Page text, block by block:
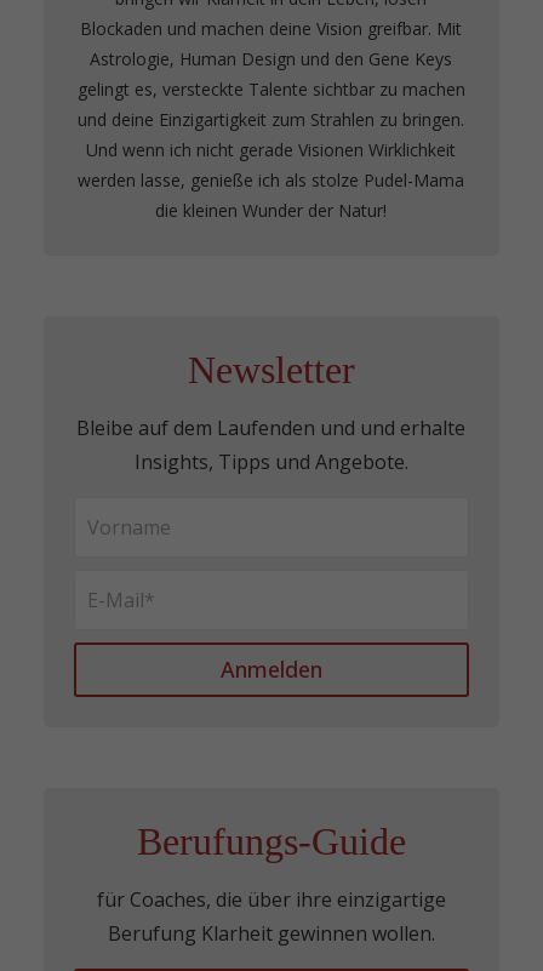
Blockaden und machen deine Vision greifbar. Mit
Astrologie, Human Design und den Gene Keys
gelingt es, versteckte Talente sichtbar zu machen
und deine Einzigartigkeit zum Strahlen zu bringen.
Und wenn ich nicht gerade Visionen Wirklichkeit
werden lasse, genieße ich als stolze Pudel-Mama
die kleinen Wunder der Natur!
Newsletter
Bleibe auf dem Laufenden und und erhalte
Insights, Tipps und Angebote.
Anmelden
Berufungs-Guide
für Coaches, die über ihre einzigartige
Berufung Klarheit gewinnen wollen.